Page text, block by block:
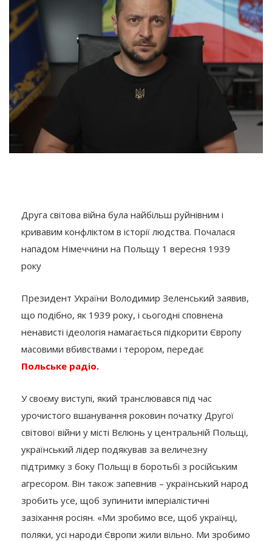
Друга світова війна була найбільш руйнівним і
кривавим конфліктом в історії людства. Почалася
нападом Німеччини на Польщу 1 вересня 1939
року
Президент України Володимир Зеленський заявив,
що подібно, як 1939 року, і сьогодні сповнена
ненависті ідеологія намагається підкорити Європу
масовими вбивствами і терором, передає
Польське радіо.
У своєму виступі, який транслювався під час
урочистого вшанування роковин початку Другої
світової війни у місті ​​Вєлюнь у центральній Польщі,
український лідер подякував за величезну
підтримку з боку Польщі в боротьбі з російським
агресором. Він також запевнив – український народ
зробить усе, щоб зупинити імперіалістичні
зазіхання росіян. «Ми зробимо все, щоб українці,
поляки, усі народи Європи жили вільно. Ми зробимо